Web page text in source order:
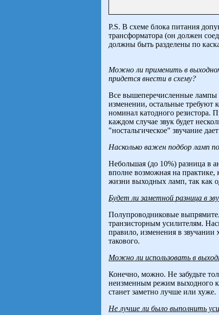
P.S. В схеме блока питания
трансформатора (он должен
должны быть разделены по
Можно ли применить в
придется внести в схему?
Все вышеперечисленные лампы
изменении, остальные требуют
номинал катодного
каждом случае звук будет
"ностальгическое" звучание
Насколько важен подбор ламп
Небольшая (до 10%) разница в
вполне возможная на практике,
жизни выходных ламп, так как
Будет ли заметной разница в
Полупроводниковые
транзисторным усилителям.
правило, изменения в
такового.
Можно ли использовать в
Конечно, можно. Не забудьте
неизменным режим выходного
станет заметно лучше или хуже.
Не лучше ли было выполнить